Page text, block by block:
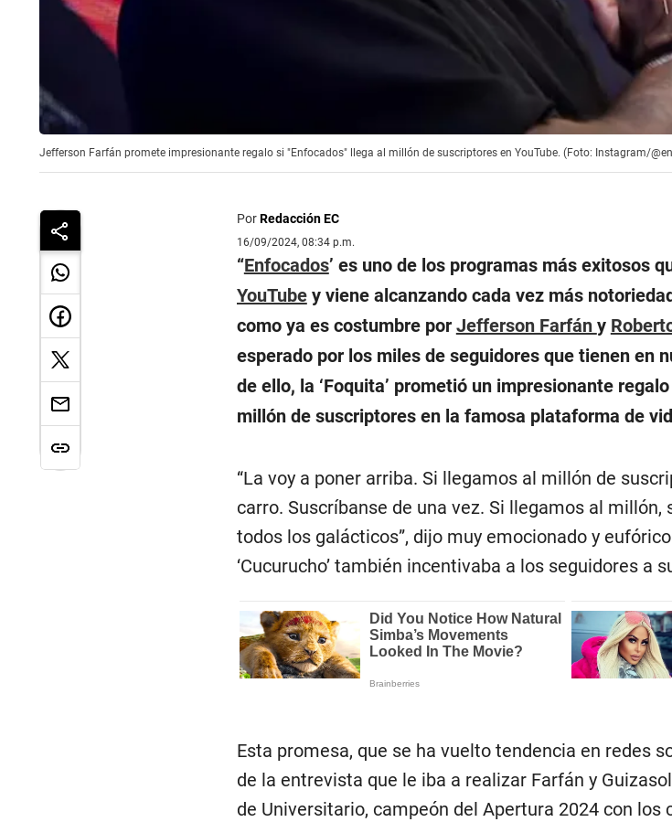
Jefferson Farfán promete impresionante regalo si "Enfocados" llega al millón de suscriptores en YouTube. (Foto: Instagram/
PorRedacción EC
16/09/2024, 08:34 p.m.
“Enfocados’ es uno de los programas más exitosos
YouTubey viene alcanzando cada vez más
como ya es costumbre por Jefferson Farfán y
esperado por los miles de seguidores que tienen en
de ello, la ‘Foquita’ prometió un impresionante
millón de suscriptores en la famosa plataforma de
“La voy a poner arriba. Si llegamos al millón de
carro. Suscríbanse de una vez. Si llegamos al millón,
todos los galácticos”, dijo muy emocionado y
‘Cucurucho’ también incentivaba a los seguidores a
Esta promesa, que se ha vuelto tendencia en redes
de la entrevista que le iba a realizar Farfán y
de Universitario, campeón del Apertura 2024 con los